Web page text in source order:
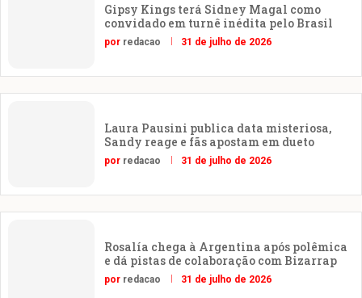
Gipsy Kings terá Sidney Magal como
convidado em turnê inédita pelo Brasil
por redacao 31 de julho de 2026
Laura Pausini publica data misteriosa,
Sandy reage e fãs apostam em dueto
por redacao 31 de julho de 2026
Rosalía chega à Argentina após polêmica
e dá pistas de colaboração com Bizarrap
por redacao 31 de julho de 2026